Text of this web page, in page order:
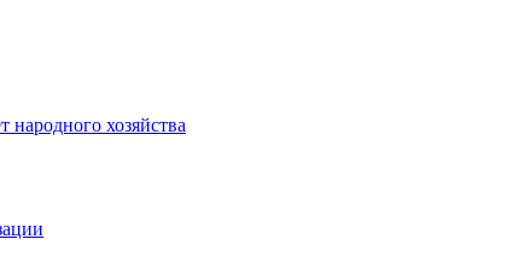
народного хозяйства